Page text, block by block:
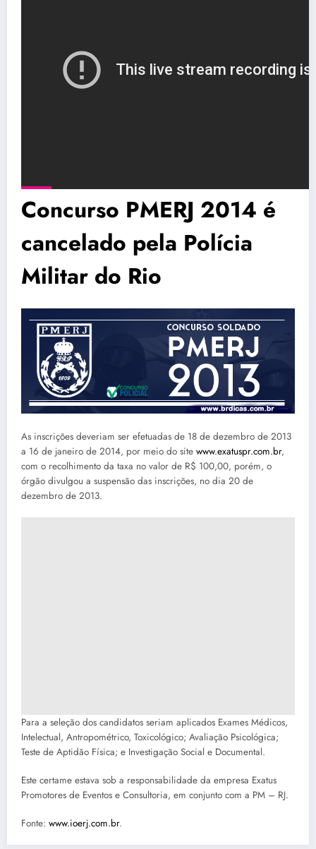
Concurso PMERJ 2014 é
cancelado pela Polícia
Militar do Rio
As inscrições deveriam ser efetuadas de 18 de dezembro de 2013
a 16 de janeiro de 2014, por meio do site www.exatuspr.com.br,
com o recolhimento da taxa no valor de R$ 100,00, porém, o
órgão divulgou a suspensão das inscrições, no dia 20 de
dezembro de 2013.
Para a seleção dos candidatos seriam aplicados Exames Médicos,
Intelectual, Antropométrico, Toxicológico; Avaliação Psicológica;
Teste de Aptidão Física; e Investigação Social e Documental.
Este certame estava sob a responsabilidade da empresa Exatus
Promotores de Eventos e Consultoria, em conjunto com a PM – RJ.
Fonte: www.ioerj.com.br.